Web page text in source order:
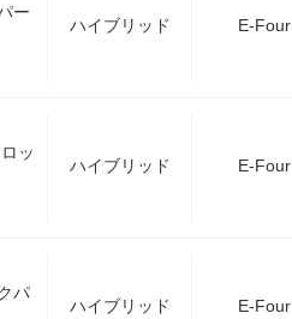
ー
ハイブリッド E-Four
ッ
ハイブリッド E-Four
パ
ハイブリッド E-Four